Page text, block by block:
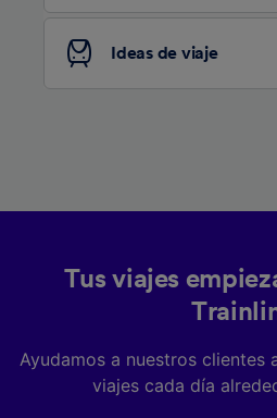
Ideas de viaje
Tus viajes
Ayudamos a nuestros clientes
viajes cada día